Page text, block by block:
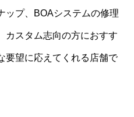
ップ、BOAシステムの修理
カスタム志向の方におすす
要望に応えてくれる店舗で